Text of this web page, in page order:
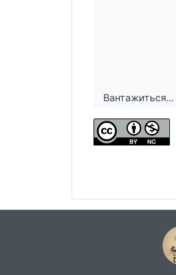
Вантажиться...
Вантажиться...